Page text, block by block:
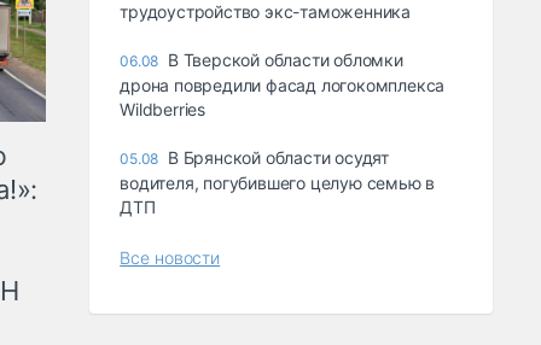
трудоустройство экс-таможенника
06.08 В Тверской области обломки
дрона повредили фасад логокомплекса
Wildberries
05.08 В Брянской области осудят
водителя, погубившего целую семью в
ДТП
Все новости